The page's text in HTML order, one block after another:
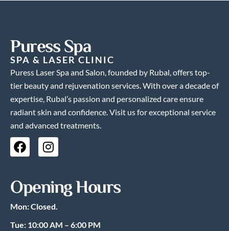
Puress Spa
SPA & LASER CLINIC
Puress Laser Spa and Salon, founded by Rubal, offers top-
tier beauty and rejuvenation services. With over a decade of
expertise, Rubal’s passion and personalized care ensure
radiant skin and confidence. Visit us for exceptional service
and advanced treatments.
F
a
c
b
o
o
k
I
n
s
a
r
a
Opening Hours
Mon: Closed.
Tue: 10:00 AM – 6:00 PM